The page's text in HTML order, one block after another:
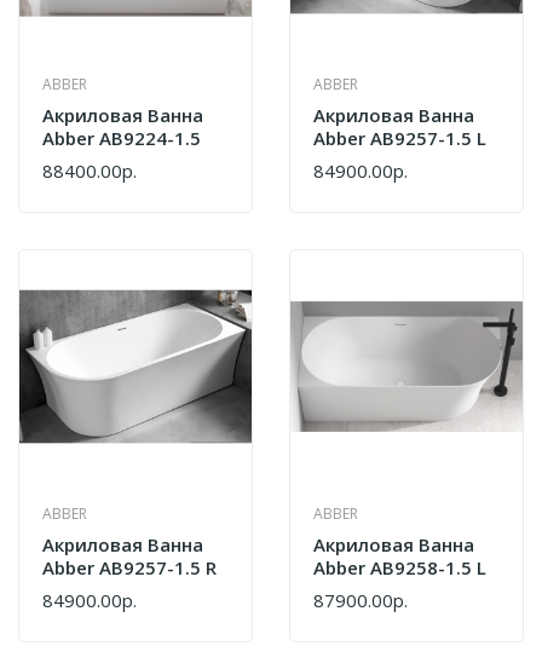
ABBER
Акриловая Ванна
Abber AB9224-1.5
88400.00р.
ABBER
Акриловая Ванна
Abber AB9257-1.5 L
84900.00р.
ABBER
Акриловая Ванна
Abber AB9257-1.5 R
84900.00р.
ABBER
Акриловая Ванна
Abber AB9258-1.5 L
87900.00р.